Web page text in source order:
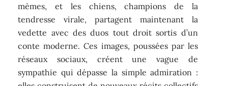
mèmes, et les chiens, champions de la
tendresse virale, partagent maintenant la
vedette avec des duos tout droit sortis d’un
conte moderne. Ces images, poussées par les
réseaux sociaux, créent une vague de
sympathie qui dépasse la simple admiration :